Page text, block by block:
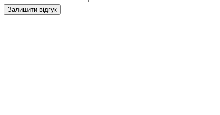
Залишити відгук